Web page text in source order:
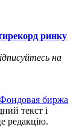
ринку
на
биржа
текст і
редакцію.